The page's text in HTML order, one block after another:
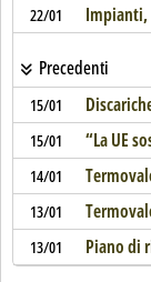
22/01 Impianti,
Precedenti
15/01
15/01 “La UE
14/01
13/01
13/01 Piano di